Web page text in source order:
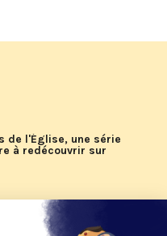
de l'Église, une série
à redécouvrir sur
d'été 2026 de KTO